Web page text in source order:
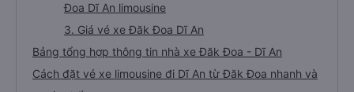
Đoa Dĩ An limousine
3. Giá vé xe Đăk Đoa Dĩ An
Bảng tổng hợp thông tin nhà xe Đăk Đoa - Dĩ An
Cách đặt vé xe limousine đi Dĩ An từ Đăk Đoa nhanh và